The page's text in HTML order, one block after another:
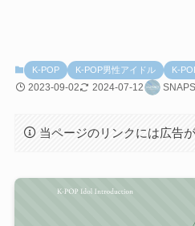
K-POP K-POP男性アイドル K-
2023-09-02 2024-07-12
当ページのリンクには広告